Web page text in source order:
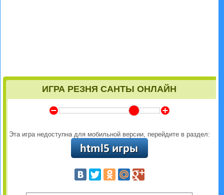
ИГРА РЕЗНЯ САНТЫ ОНЛАЙН
Y Z
Эта игра недоступна для мобильной версии, перейдите в раздел: